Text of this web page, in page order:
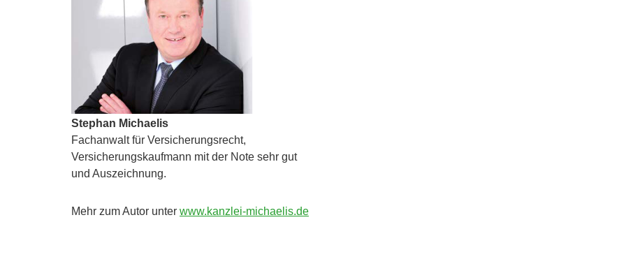
Stephan Michaelis
Fachanwalt für Versicherungsrecht,
Versicherungskaufmann mit der Note sehr gut
und Auszeichnung.
Mehr zum Autor unter www.kanzlei-michaelis.de